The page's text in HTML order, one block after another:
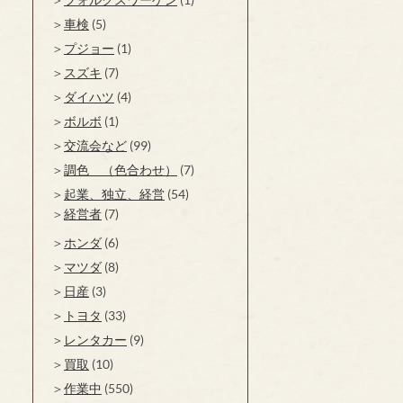
車検 (5)
プジョー (1)
スズキ (7)
ダイハツ (4)
ボルボ (1)
交流会など (99)
調色 （色合わせ）
(7)
起業、独立、経営 (54)
経営者 (7)
ホンダ (6)
マツダ (8)
日産 (3)
トヨタ (33)
レンタカー (9)
買取 (10)
作業中 (550)